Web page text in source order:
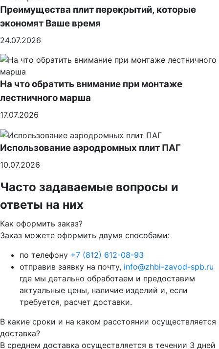
Преимущества плит перекрытий, которые
экономят Ваше время
24.07.2026
На что обратить внимание при монтаже
лестничного марша
17.07.2026
Использование аэродромных плит ПАГ
10.07.2026
Часто задаваемые вопросы и
ответы на них
Как оформить заказ?
Заказ можете оформить двумя способами:
по телефону +7 (812) 612-08-93
отправив заявку на почту, info@zhbi-zavod-spb.ru
где мы детально обработаем и предоставим
актуальные цены, наличие изделий и, если
требуется, расчет доставки.
В какие сроки и на каком расстоянии осуществляется
доставка?
В среднем доставка осуществляется в течении 3 дней